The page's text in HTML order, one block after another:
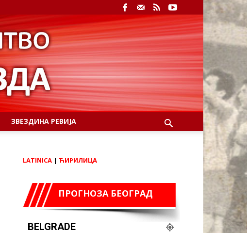
ЗВЕЗДИНА РЕВИЈА
LATINICA | ЋИРИЛИЦА
ПРОГНОЗА БЕОГРАД
BELGRADE